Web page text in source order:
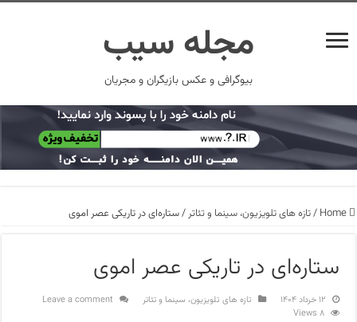
مجله سیب
بیوگرافی و عکس بازیگران و مجریان
Home
/تازه های تلویزیون، سینما و تئاتر /ستاره‌ای در تاریکی عصر اموی
ستاره‌ای در تاریکی عصر اموی
۱۲ خرداد ۱۴۰۴ تازه های تلویزیون، سینما و تئاتر
Leave a comment
8 Views